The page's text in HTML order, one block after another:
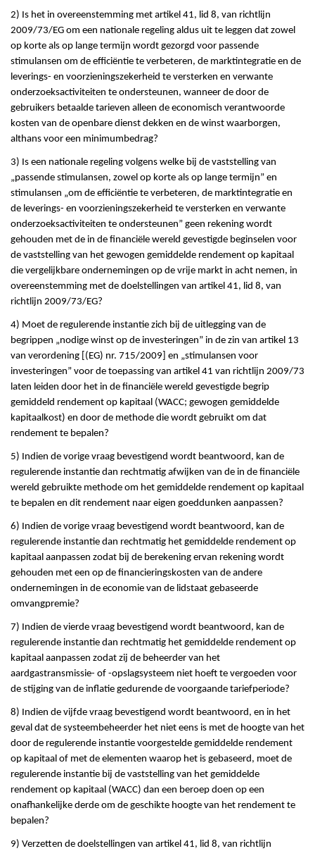
2) Is het in overeenstemming met artikel 41, lid 8, van richtlijn
2009/73/EG om een nationale regeling aldus uit te leggen dat zowel
op korte als op lange termijn wordt gezorgd voor passende
stimulansen om de efficiëntie te verbeteren, de marktintegratie en de
leverings- en voorzieningszekerheid te versterken en verwante
onderzoeksactiviteiten te ondersteunen, wanneer de door de
gebruikers betaalde tarieven alleen de economisch verantwoorde
kosten van de openbare dienst dekken en de winst waarborgen,
althans voor een minimumbedrag?
3) Is een nationale regeling volgens welke bij de vaststelling van
„passende stimulansen, zowel op korte als op lange termijn” en
stimulansen „om de efficiëntie te verbeteren, de marktintegratie en
de leverings- en voorzieningszekerheid te versterken en verwante
onderzoeksactiviteiten te ondersteunen” geen rekening wordt
gehouden met de in de financiële wereld gevestigde beginselen voor
de vaststelling van het gewogen gemiddelde rendement op kapitaal
die vergelijkbare ondernemingen op de vrije markt in acht nemen, in
overeenstemming met de doelstellingen van artikel 41, lid 8, van
richtlijn 2009/73/EG?
4) Moet de regulerende instantie zich bij de uitlegging van de
begrippen „nodige winst op de investeringen” in de zin van artikel 13
van verordening [(EG) nr. 715/2009] en „stimulansen voor
investeringen” voor de toepassing van artikel 41 van richtlijn 2009/73
laten leiden door het in de financiële wereld gevestigde begrip
gemiddeld rendement op kapitaal (WACC; gewogen gemiddelde
kapitaalkost) en door de methode die wordt gebruikt om dat
rendement te bepalen?
5) Indien de vorige vraag bevestigend wordt beantwoord, kan de
regulerende instantie dan rechtmatig afwijken van de in de financiële
wereld gebruikte methode om het gemiddelde rendement op kapitaal
te bepalen en dit rendement naar eigen goeddunken aanpassen?
6) Indien de vorige vraag bevestigend wordt beantwoord, kan de
regulerende instantie dan rechtmatig het gemiddelde rendement op
kapitaal aanpassen zodat bij de berekening ervan rekening wordt
gehouden met een op de financieringskosten van de andere
ondernemingen in de economie van de lidstaat gebaseerde
omvangpremie?
7) Indien de vierde vraag bevestigend wordt beantwoord, kan de
regulerende instantie dan rechtmatig het gemiddelde rendement op
kapitaal aanpassen zodat zij de beheerder van het
aardgastransmissie- of -opslagsysteem niet hoeft te vergoeden voor
de stijging van de inflatie gedurende de voorgaande tariefperiode?
8) Indien de vijfde vraag bevestigend wordt beantwoord, en in het
geval dat de systeembeheerder het niet eens is met de hoogte van het
door de regulerende instantie voorgestelde gemiddelde rendement
op kapitaal of met de elementen waarop het is gebaseerd, moet de
regulerende instantie bij de vaststelling van het gemiddelde
rendement op kapitaal (WACC) dan een beroep doen op een
onafhankelijke derde om de geschikte hoogte van het rendement te
bepalen?
9) Verzetten de doelstellingen van artikel 41, lid 8, van richtlijn